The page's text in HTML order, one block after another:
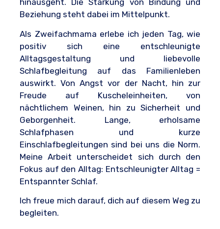
hinausgeht. Die Stärkung von Bindung und
Beziehung steht dabei im Mittelpunkt.
Als Zweifachmama erlebe ich jeden Tag, wie
positiv sich eine entschleunigte
Alltagsgestaltung und liebevolle
Schlafbegleitung auf das Familienleben
auswirkt. Von Angst vor der Nacht, hin zur
Freude auf Kuscheleinheiten, von
nächtlichem Weinen, hin zu Sicherheit und
Geborgenheit. Lange, erholsame
Schlafphasen und kurze
Einschlafbegleitungen sind bei uns die Norm.
Meine Arbeit unterscheidet sich durch den
Fokus auf den Alltag: Entschleunigter Alltag =
Entspannter Schlaf.
Ich freue mich darauf, dich auf diesem Weg zu
begleiten.